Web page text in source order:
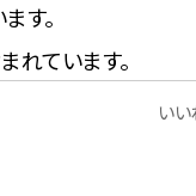
す。
れています。
い